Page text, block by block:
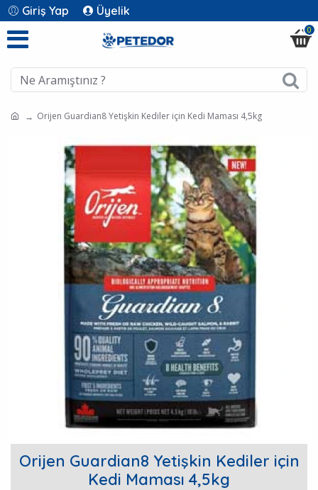
Giriş Yap Üyelik
0
Orijen Guardian8 Yetişkin Kediler için Kedi Maması 4,5kg
Orijen Guardian8 Yetişkin Kediler için
Kedi Maması 4,5kg